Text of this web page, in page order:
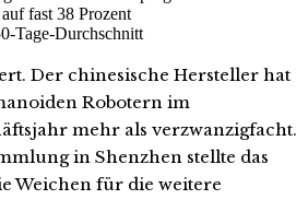
fast 38 Prozent
Tage-Durchschnitt
Der chinesische Hersteller hat
Robotern im
mehr als verzwanzigfacht.
in Shenzhen stellte das
Weichen für die weitere